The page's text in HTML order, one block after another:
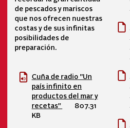
de pescados y mariscos
que nos ofrecen nuestras
costas y de sus infinitas
posibilidades de
preparación.
Cuña de radio "Un
país infinito en
productos del mar y
recetas"
807.31
KB